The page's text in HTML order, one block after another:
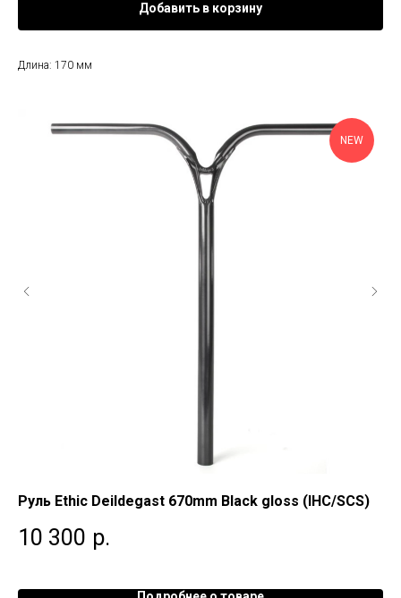
Добавить в корзину
Длина: 170 мм
NEW
Руль Ethic Deildegast 670mm Black gloss (IHC/SCS)
10 300 р.